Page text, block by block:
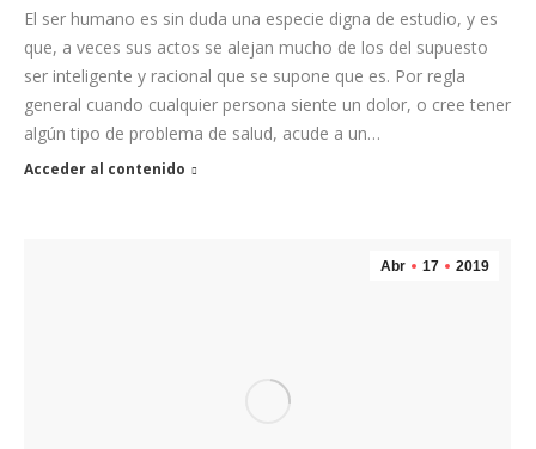
El ser humano es sin duda una especie digna de estudio, y es
que, a veces sus actos se alejan mucho de los del supuesto
ser inteligente y racional que se supone que es. Por regla
general cuando cualquier persona siente un dolor, o cree tener
algún tipo de problema de salud, acude a un…
Acceder al contenido
Abr 17 2019